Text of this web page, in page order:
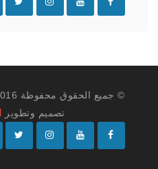
© جميع الحقوق محفوظة 2016 - موسوعة فتاوى الصاوي.
تصميم وتطوير